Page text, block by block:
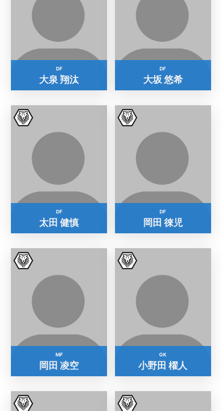
DF
大泉 翔汰
DF
大坂 悠希
DF
太田 健慎
DF
岡田 徠児
MF
岡田 凌空
GK
小野田 櫂人